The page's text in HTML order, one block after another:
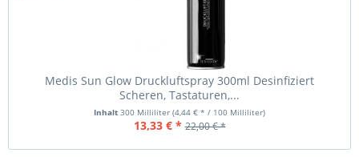
Medis Sun Glow Druckluftspray 300ml Desinfiziert
Scheren, Tastaturen,...
Inhalt 300 Milliliter (4,44 € * / 100 Milliliter)
13,33 € * 22,00 € *